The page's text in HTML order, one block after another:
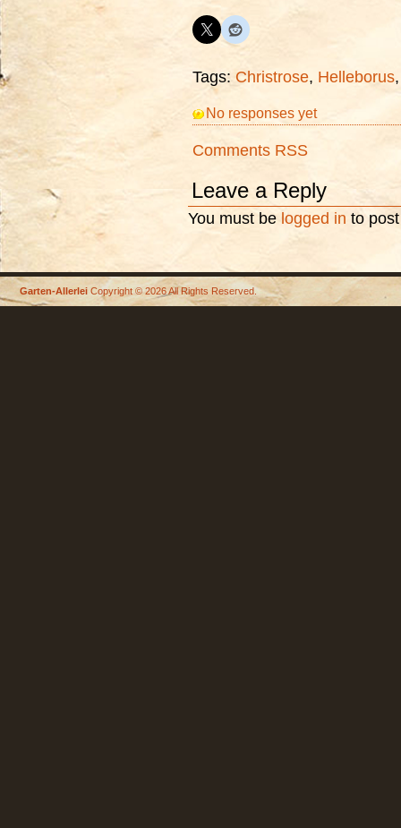
Tags: Christrose, Helleborus
No responses yet
Comments RSS
Leave a Reply
You must be logged in to
Garten-Allerlei Copyright © 2026 All Rights Reserved.